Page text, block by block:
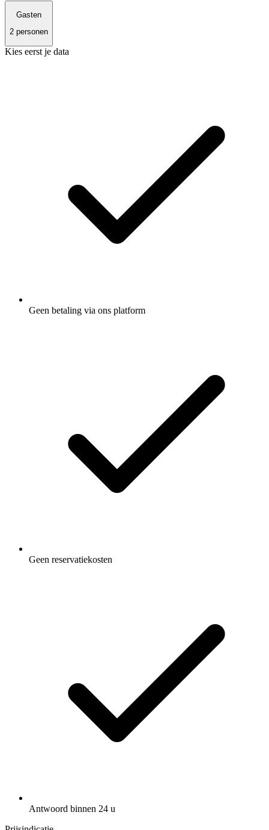
Gasten
2 personen
Kies eerst je data
Geen betaling via ons platform
Geen reservatiekosten
Antwoord binnen 24 u